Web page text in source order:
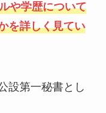
や学歴について
を詳しく見てい
設第一秘書とし